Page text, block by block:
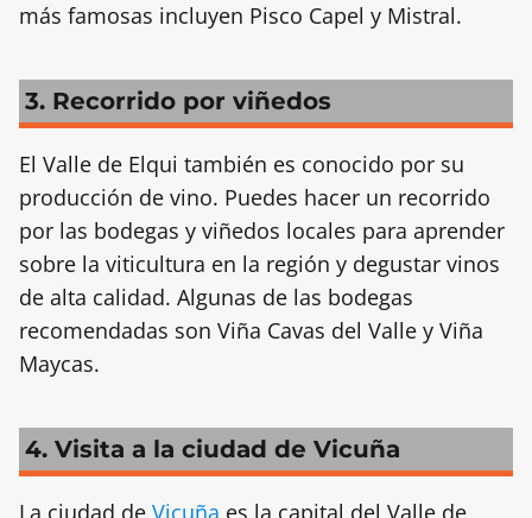
más famosas incluyen Pisco Capel y Mistral.
3. Recorrido por viñedos
El Valle de Elqui también es conocido por su
producción de vino. Puedes hacer un recorrido
por las bodegas y viñedos locales para aprender
sobre la viticultura en la región y degustar vinos
de alta calidad. Algunas de las bodegas
recomendadas son Viña Cavas del Valle y Viña
Maycas.
4. Visita a la ciudad de Vicuña
La ciudad de Vicuña es la capital del Valle de